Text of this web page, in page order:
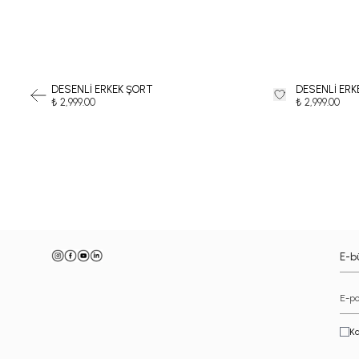
DESENLİ ERKEK ŞORT
₺ 2,999.00
DESENLİ
₺ 2,999.00
E-